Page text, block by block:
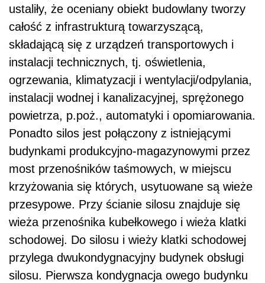
ustaliły, że oceniany obiekt budowlany tworzy
całość z infrastrukturą towarzyszącą,
składającą się z urządzeń transportowych i
instalacji technicznych, tj. oświetlenia,
ogrzewania, klimatyzacji i wentylacji/odpylania,
instalacji wodnej i kanalizacyjnej, sprężonego
powietrza, p.poż., automatyki i opomiarowania.
Ponadto silos jest połączony z istniejącymi
budynkami produkcyjno-magazynowymi przez
most przenośników taśmowych, w miejscu
krzyżowania się których, usytuowane są wieże
przesypowe. Przy ścianie silosu znajduje się
wieża przenośnika kubełkowego i wieża klatki
schodowej. Do silosu i wieży klatki schodowej
przylega dwukondygnacyjny budynek obsługi
silosu. Pierwsza kondygnacja owego budynku